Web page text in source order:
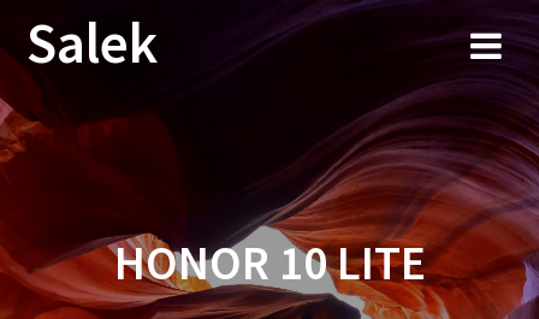
Przejdź
do
Salek
HONOR 10 LITE